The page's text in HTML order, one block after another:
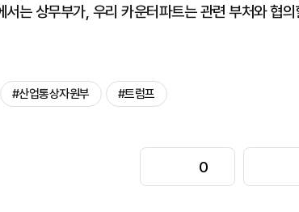
서는 상무부가, 우리 카운터파트는 관련 부처와 협
#산업통상자원부 #트럼프
0